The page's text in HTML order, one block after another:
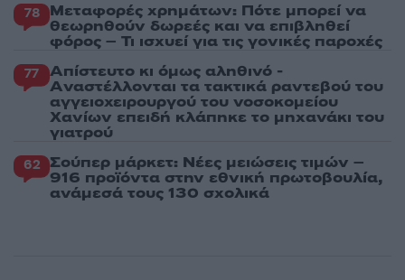
78 Μεταφορές χρημάτων: Πότε μπορεί να
θεωρηθούν δωρεές και να επιβληθεί
φόρος – Τι ισχυεί για τις γονικές παροχές
77 Απίστευτο κι όμως αληθινό -
Aναστέλλονται τα τακτικά ραντεβού του
αγγειοχειρουργού του νοσοκομείου
Χανίων επειδή κλάπηκε το μηχανάκι του
γιατρού
62 Σούπερ μάρκετ: Νέες μειώσεις τιμών –
916 προϊόντα στην εθνική πρωτοβουλία,
ανάμεσά τους 130 σχολικά